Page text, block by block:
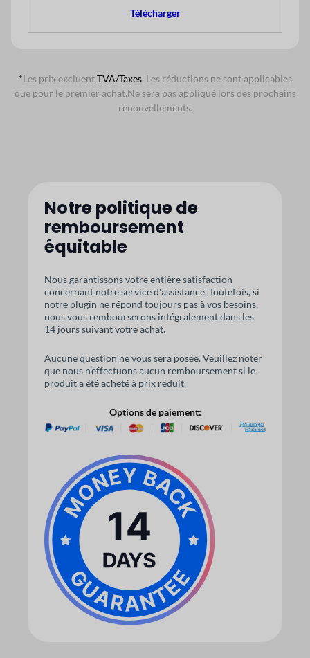
Télécharger
*Les prix excluentTVA/Taxes. Les réductions ne sont applicables
que pour le premier achat.Ne sera pas appliqué lors des prochains
renouvellements.
Notre politique de
remboursement
équitable
Nous garantissons votre entière satisfaction
concernant notre service d'assistance. Toutefois, si
notre plugin ne répond toujours pas à vos besoins,
nous vous rembourserons intégralement dans les
14 jours suivant votre achat.
Aucune question ne vous sera posée. Veuillez noter
que nous n'effectuons aucun remboursement si le
produit a été acheté à prix réduit.
Options de paiement: